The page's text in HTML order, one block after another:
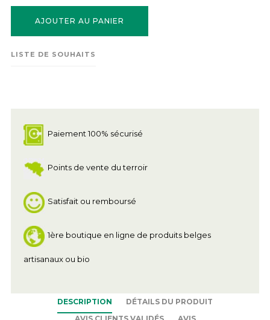
AJOUTER AU PANIER
LISTE DE SOUHAITS
Paiement 100% sécurisé
Points de vente du terroir
Satisfait ou remboursé
1ère boutique en ligne de produits belges
artisanaux ou bio
DESCRIPTION
DÉTAILS DU PRODUIT